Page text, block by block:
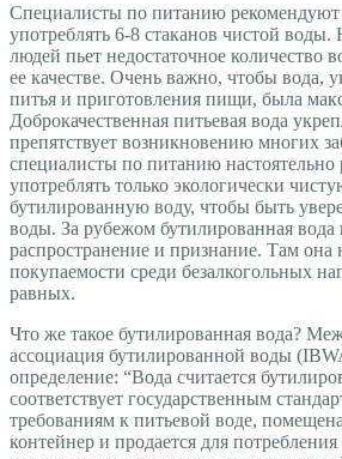
Специалисты по питанию
употреблять 6-8 стаканов чистой
людей пьет недостаточное количество
ее качестве. Очень важно, чтобы вода,
питья и приготовления пищи, была
Доброкачественная питьевая вода
препятствует возникновению многих
специалисты по питанию настоятельно
употреблять только экологически
бутилированную воду, чтобы быть
воды. За рубежом бутилированная
распространение и признание. Там она
покупаемости среди безалкогольных
равных.
Что же такое бутилированная вода?
ассоциация бутилированной воды
определение: “Вода считается
соответствует государственным
требованиям к питьевой воде,
контейнер и продается для